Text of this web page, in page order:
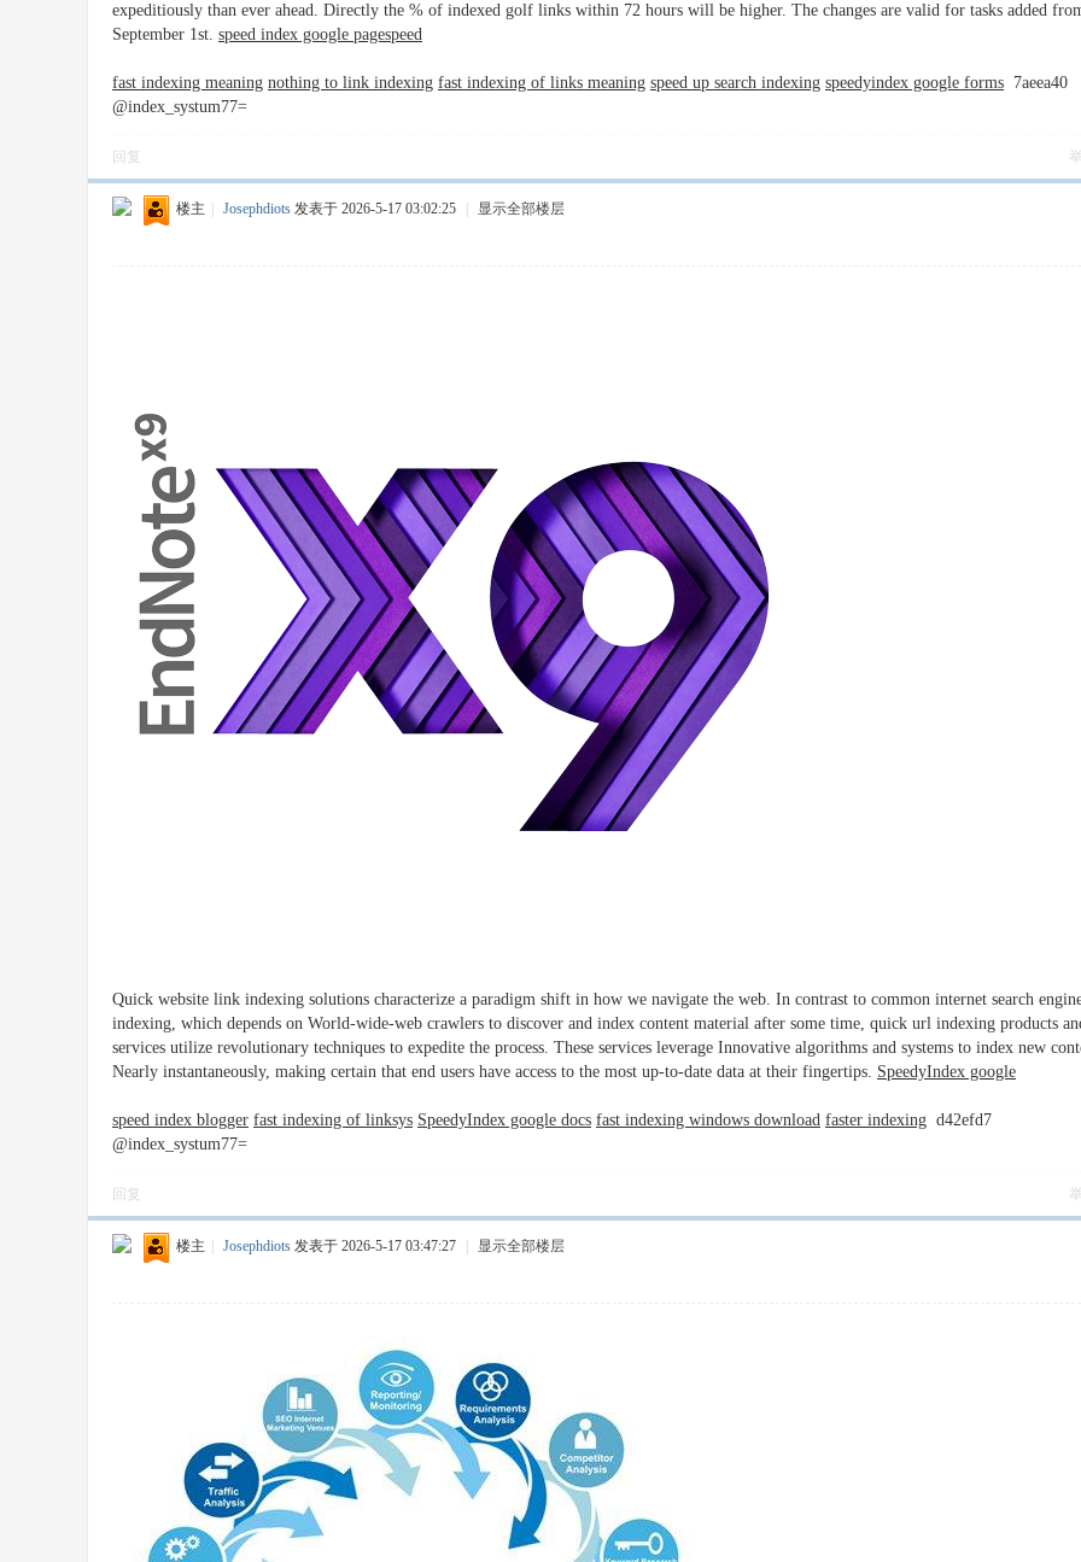
expeditiously than ever ahead. Directly the % of indexed golf links within 72 hours will be higher. The changes are valid for tasks added
September 1st. speed index google pagespeed
fast indexing meaning nothing to link indexing fast indexing of links meaning speed up search indexing speedyindex google forms 7aeea40
@index_systum77=
回复
楼主 Josephdiots 发表于 2026-5-17 03:02:25 显示全部楼层
Quick website link indexing solutions characterize a paradigm shift in how we navigate the web. In contrast to common internet search
indexing, which depends on World-wide-web crawlers to discover and index content material after some time, quick url indexing products
services utilize revolutionary techniques to expedite the process. These services leverage Innovative algorithms and systems to index new
Nearly instantaneously, making certain that end users have access to the most up-to-date data at their fingertips. SpeedyIndex google
speed index blogger fast indexing of linksys SpeedyIndex google docs fast indexing windows download faster indexing d42efd7
@index_systum77=
回复
楼主 Josephdiots 发表于 2026-5-17 03:47:27 显示全部楼层